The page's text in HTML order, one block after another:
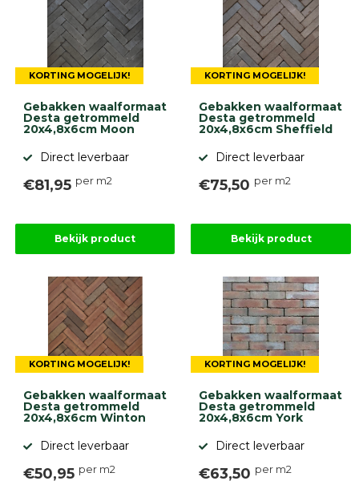
KORTING MOGELIJK!
Gebakken waalformaat
Desta getrommeld
20x4,8x6cm Moon
Direct leverbaar
€81,95 per m2
Bekijk product
KORTING MOGELIJK!
Gebakken waalformaat
Desta getrommeld
20x4,8x6cm Sheffield
Direct leverbaar
€75,50 per m2
Bekijk product
KORTING MOGELIJK!
Gebakken waalformaat
Desta getrommeld
20x4,8x6cm Winton
Direct leverbaar
€50,95 per m2
KORTING MOGELIJK!
Gebakken waalformaat
Desta getrommeld
20x4,8x6cm York
Direct leverbaar
€63,50 per m2